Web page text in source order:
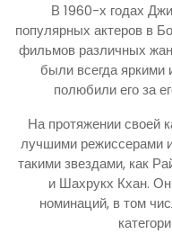
В 1960-х годах
популярных актеров в
фильмов различных
были всегда
полюбили его за
На протяжении своей
лучшими режиссерами
такими звездами, как
и Шахрукх Кхан.
номинаций, в том